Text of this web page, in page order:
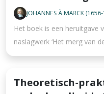
JOHANNES À MARCK
Het boek is een heruitgave
naslagwerk ‘Het merg van
Theoretisch-